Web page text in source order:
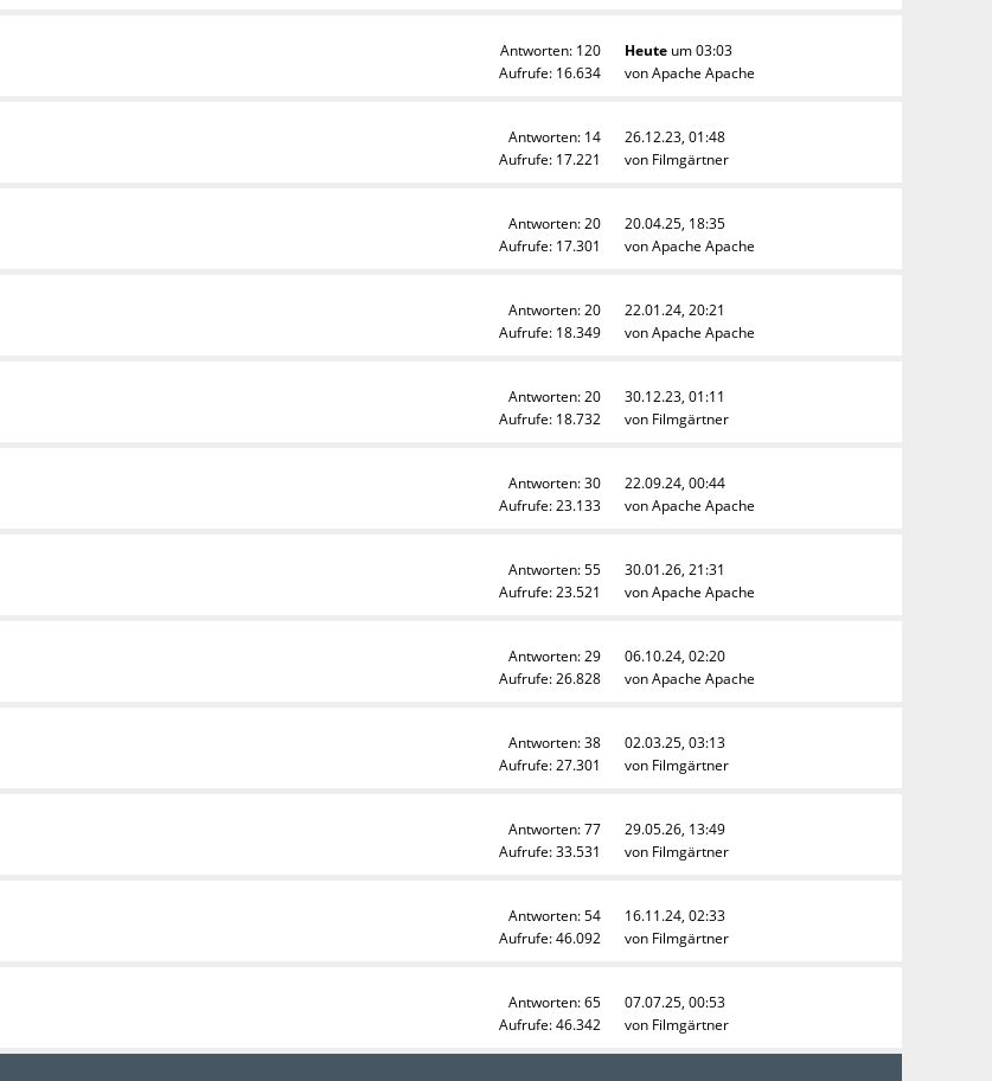
Antworten: 120
Aufrufe: 16.634
Heuteum 03:03
vonApache Apache
Antworten: 14
Aufrufe: 17.221
26.12.23, 01:48
von Filmgärtner
Antworten: 20
Aufrufe: 17.301
20.04.25, 18:35
vonApache Apache
Antworten: 20
Aufrufe: 18.349
22.01.24, 20:21
vonApache Apache
Antworten: 20
Aufrufe: 18.732
30.12.23, 01:11
von Filmgärtner
Antworten: 30
Aufrufe: 23.133
22.09.24, 00:44
vonApache Apache
Antworten: 55
Aufrufe: 23.521
30.01.26, 21:31
vonApache Apache
Antworten: 29
Aufrufe: 26.828
06.10.24, 02:20
vonApache Apache
Antworten: 38
Aufrufe: 27.301
02.03.25, 03:13
von Filmgärtner
Antworten: 77
Aufrufe: 33.531
29.05.26, 13:49
von Filmgärtner
Antworten: 54
Aufrufe: 46.092
16.11.24, 02:33
von Filmgärtner
Antworten: 65
Aufrufe: 46.342
07.07.25, 00:53
von Filmgärtner